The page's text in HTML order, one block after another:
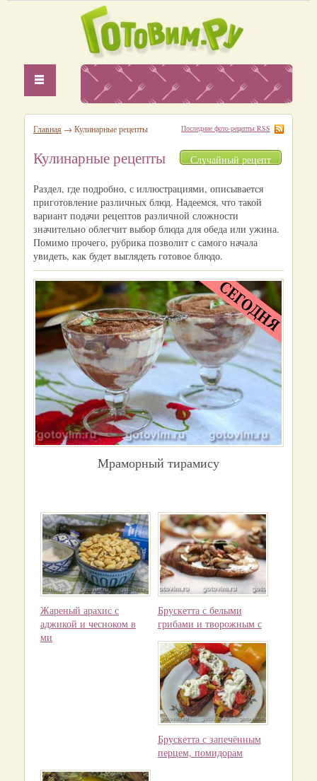
Главная → Кулинарные рецепты Последние фото-рецепты RSS
Кулинарные рецепты Случайный рецепт
Раздел, где подробно, с иллюстрациями, описывается
приготовление различных блюд. Надеемся, что такой
вариант подачи рецептов различной сложности
значительно облегчит выбор блюда для обеда или ужина.
Помимо прочего, рубрика позволит с самого начала
увидеть, как будет выглядеть готовое блюдо.
Мраморный тирамису
Жареный арахис с
аджикой и чесноком в
ми
Брускетта с белыми
грибами и творожным с
Брускетта с запечённым
перцем, помидорам